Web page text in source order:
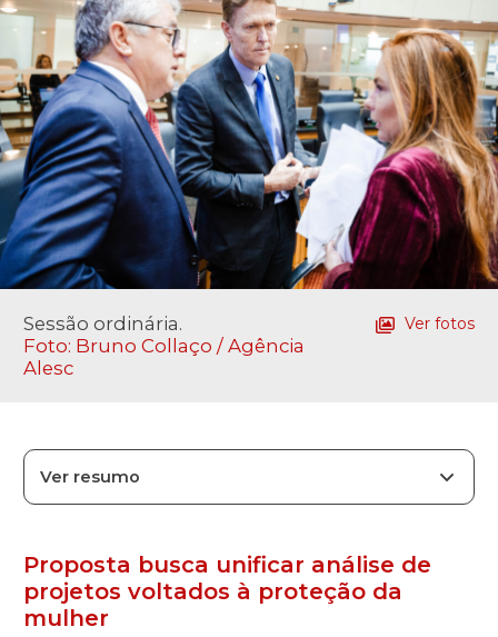
Sessão ordinária.
Foto: Bruno Collaço / Agência
Alesc
Ver fotos
Ver resumo
Proposta busca unificar análise de
projetos voltados à proteção da
mulher